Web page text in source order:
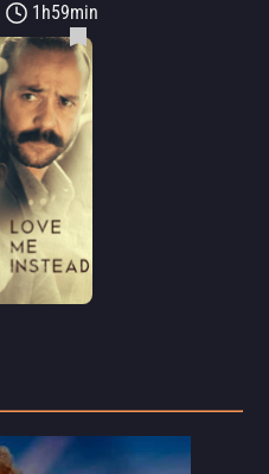
1h59min